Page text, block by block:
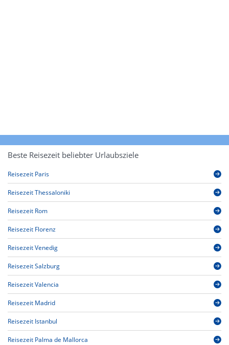
Beste Reisezeit beliebter Urlaubsziele
Reisezeit Paris
Reisezeit Thessaloniki
Reisezeit Rom
Reisezeit Florenz
Reisezeit Venedig
Reisezeit Salzburg
Reisezeit Valencia
Reisezeit Madrid
Reisezeit Istanbul
Reisezeit Palma de Mallorca